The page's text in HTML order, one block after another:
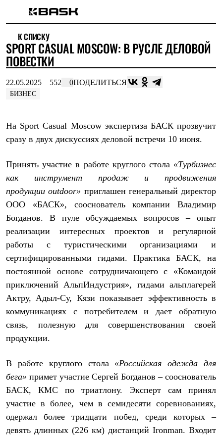
Интернет-магазин
Мужская одежда
Утепленная пухом
Куртки
Жилеты
Комбинезоны
Брюки
Штормовая одежда
Куртки
Софтшелл одежда
Куртки
Брюки
Флисовая одежда
Куртки
Брюки
Жилеты
Теплое термобелье
Среднее термобелье
Легкое термобелье
Лёгкая одежда
Футболки
Рубашки
Толстовки
Брюки
Шорты
Утепленная пухом
Куртки
Утепленная синтетикой
Куртки
Брюки
Штормовая одежда
Куртки
Софтшелл одежда
Куртки
Брюки
К СПИСКУ
SPORT CASUAL MOSCOW: В РУСЛЕ ДЕЛОВОЙ
ПОВЕСТКИ
22.05.2025 552 0ПОДЕЛИТЬСЯ
БИЗНЕС
На Sport Casual Moscow экспертиза БАСК прозвучит
сразу в двух дискуссиях деловой встречи 10 июня.
Принять участие в работе круглого стола «Турбизнес
как инструмент продаж и продвижения
продукции outdoor» приглашен генеральный директор
ООО «БАСК», сооснователь компании Владимир
Богданов. В пуле обсуждаемых вопросов – опыт
реализации интересных проектов и регулярной
работы с туристическими организациями и
сертифицированными гидами. Практика БАСК, на
постоянной основе сотрудничающего с «Командой
приключений АльпИндустрия», гидами альплагерей
Актру, Адыл-Су, Кязи показывает эффективность в
коммуникациях с потребителем и дает обратную
связь, полезную для совершенствования своей
продукции.
В работе круглого стола
«Российская одежда для
бега» примет участие Сергей Богданов – сооснователь
БАСК, КМС по триатлону. Эксперт сам принял
участие в более, чем в семидесяти соревнованиях,
одержал более тридцати побед, среди которых –
девять длинных (226 км) дистанций Ironman. Входит